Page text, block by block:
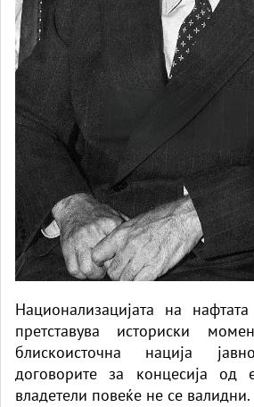
Национализацијата на
претставува историски
блискоисточна нација
договорите за концесија од
владетели повеќе не се валидни.